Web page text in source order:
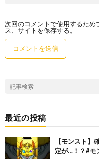
次回のコメントで使用するた
ス、サイトを保存する。
最近の投稿
【モンスト
定が…！？#モ